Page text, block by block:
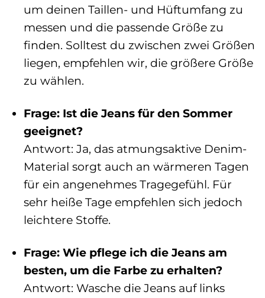
um deinen Taillen- und Hüftumfang zu
messen und die passende Größe zu
finden. Solltest du zwischen zwei Größen
liegen, empfehlen wir, die größere Größe
zu wählen.
Frage: Ist die Jeans für den Sommer
geeignet?
Antwort: Ja, das atmungsaktive Denim-
Material sorgt auch an wärmeren Tagen
für ein angenehmes Tragegefühl. Für
sehr heiße Tage empfehlen sich jedoch
leichtere Stoffe.
Frage: Wie pflege ich die Jeans am
besten, um die Farbe zu erhalten?
Antwort: Wasche die Jeans auf links